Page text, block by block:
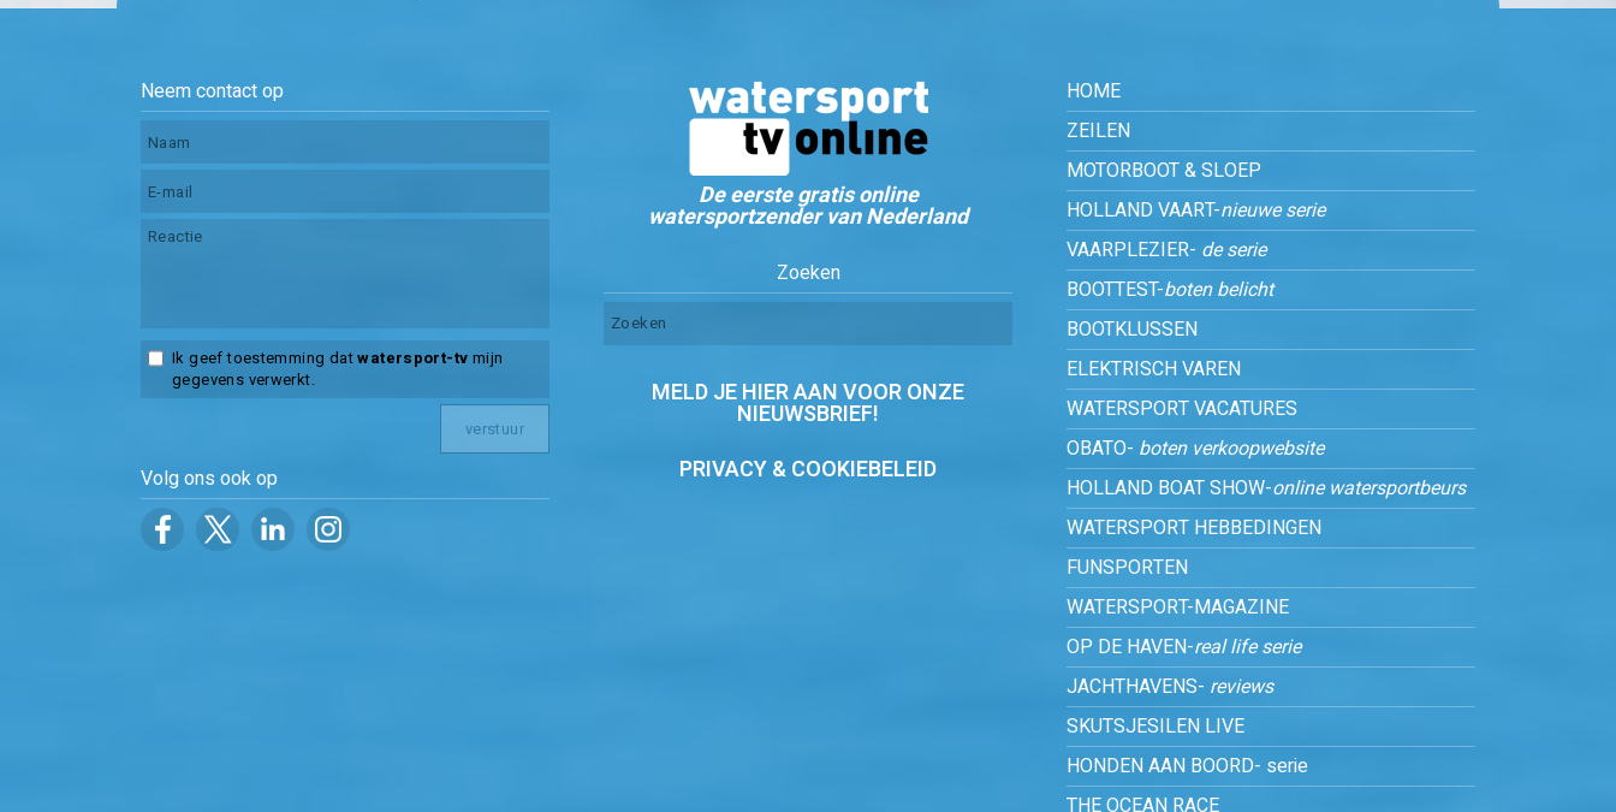
Neem contact op
Ik geef toestemming datwatersport-tv mijn
gegevens verwerkt.
Volg ons ook op
De eerste gratis online
watersportzender van Nederland
Zoeken
MELD JE HIER AAN VOOR ONZE
NIEUWSBRIEF!
PRIVACY & COOKIEBELEID
HOME
ZEILEN
MOTORBOOT & SLOEP
HOLLAND VAART-nieuwe serie
VAARPLEZIER- de serie
BOOTTEST-boten belicht
BOOTKLUSSEN
ELEKTRISCH VAREN
WATERSPORT VACATURES
OBATO- boten verkoopwebsite
HOLLAND BOAT SHOW-online watersportbeurs
WATERSPORT HEBBEDINGEN
FUNSPORTEN
WATERSPORT-MAGAZINE
OP DE HAVEN-real life serie
JACHTHAVENS- reviews
SKUTSJESILEN LIVE
HONDEN AAN BOORD- serie